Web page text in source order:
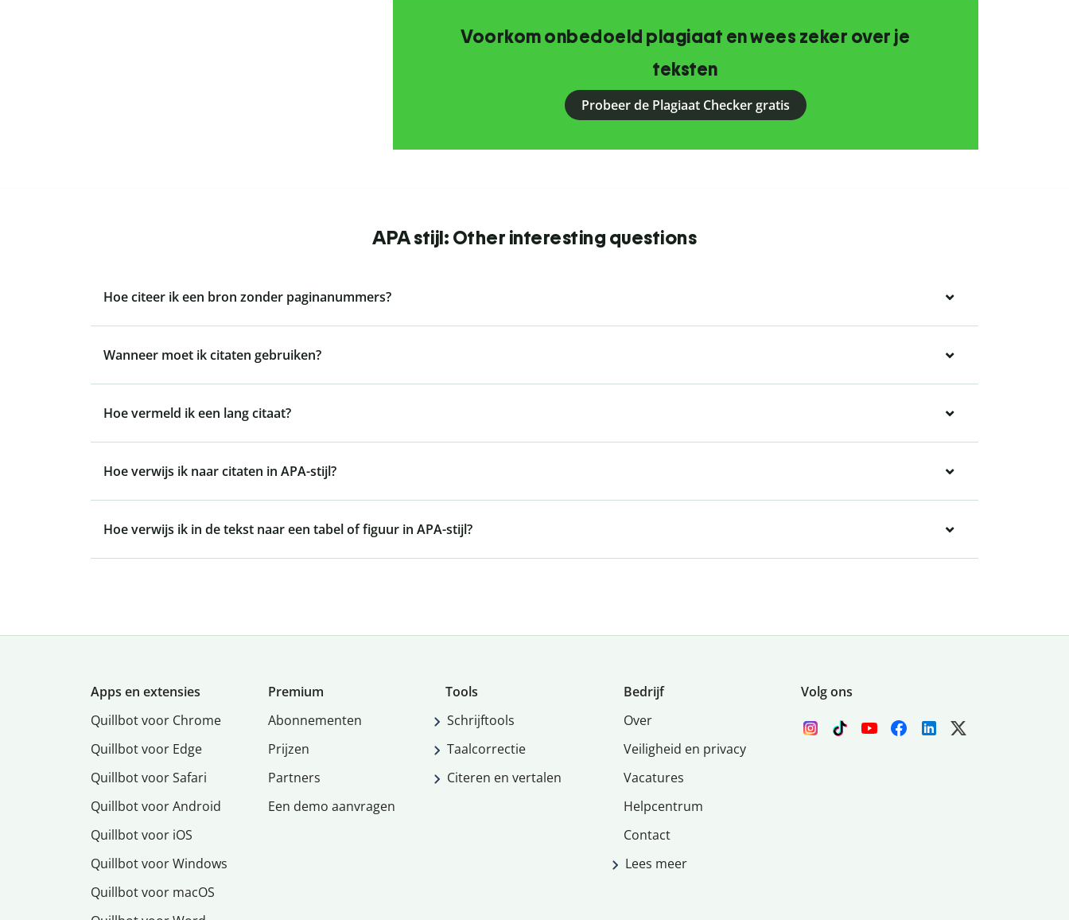
Voorkom onbedoeld plagiaat en wees zeker over je
teksten
Probeer de Plagiaat Checker gratis
APA stijl: Other interesting questions
Hoe citeer ik een bron zonder paginanummers?
Wanneer moet ik citaten gebruiken?
Hoe vermeld ik een lang citaat?
Hoe verwijs ik naar citaten in APA-stijl?
Hoe verwijs ik in de tekst naar een tabel of figuur in APA-stijl?
Apps en extensies
Quillbot voor Chrome
Quillbot voor Edge
Quillbot voor Safari
Quillbot voor Android
Quillbot voor iOS
Quillbot voor Windows
Quillbot voor macOS
Premium
Abonnementen
Prijzen
Partners
Een demo aanvragen
Tools
Schrijftools
Taalcorrectie
Citeren en vertalen
Bedrijf
Over
Veiligheid en privacy
Vacatures
Helpcentrum
Contact
Lees meer
Volg ons